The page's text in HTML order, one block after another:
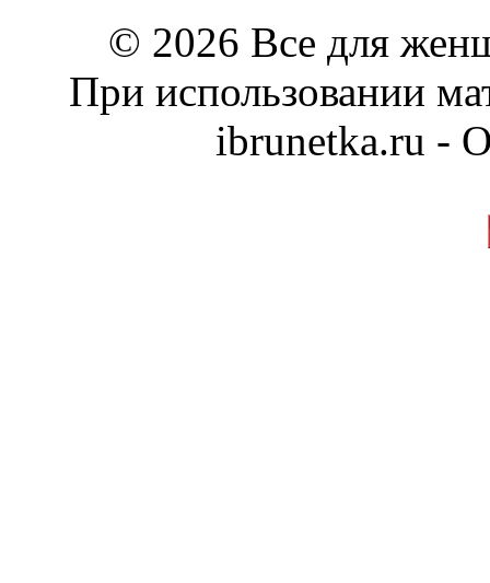
© 2026 Все для
При использовании
ibrunetka.ru